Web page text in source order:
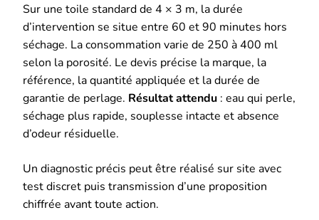
Sur une toile standard de 4 × 3 m, la durée
d’intervention se situe entre 60 et 90 minutes hors
séchage. La consommation varie de 250 à 400 ml
selon la porosité. Le devis précise la marque, la
référence, la quantité appliquée et la durée de
garantie de perlage. Résultat attendu : eau qui perle,
séchage plus rapide, souplesse intacte et absence
d’odeur résiduelle.
Un diagnostic précis peut être réalisé sur site avec
test discret puis transmission d’une proposition
chiffrée avant toute action.